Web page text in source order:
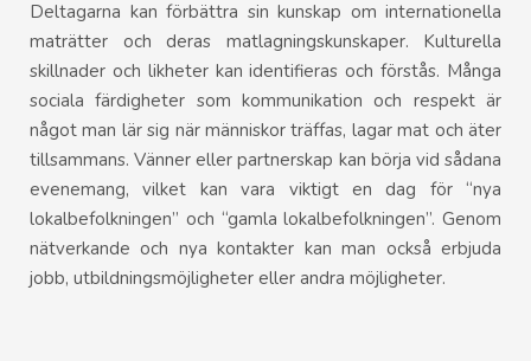
Deltagarna kan förbättra sin kunskap om internationella
maträtter och deras matlagningskunskaper. Kulturella
skillnader och likheter kan identifieras och förstås. Många
sociala färdigheter som kommunikation och respekt är
något man lär sig när människor träffas, lagar mat och äter
tillsammans. Vänner eller partnerskap kan börja vid sådana
evenemang, vilket kan vara viktigt en dag för “nya
lokalbefolkningen” och “gamla lokalbefolkningen”. Genom
nätverkande och nya kontakter kan man också erbjuda
jobb, utbildningsmöjligheter eller andra möjligheter.